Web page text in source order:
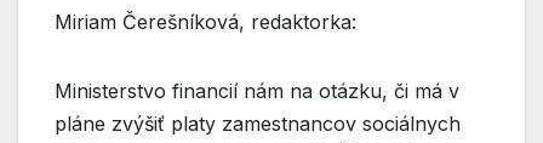
Miriam Čerešníková, redaktorka:
Ministerstvo financií nám na otázku, či má v
pláne zvýšiť platy zamestnancov sociálnych